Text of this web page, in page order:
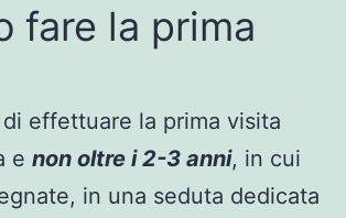
fare la prima
effettuare la prima visita
e non oltre i 2-3 anni, in cui
in una seduta dedicata